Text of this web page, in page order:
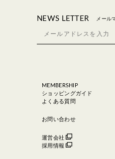
NEWS LETTER メール
MEMBERSHIP
ショッピングガイド
よくある質問
お問い合わせ
運営会社
採用情報